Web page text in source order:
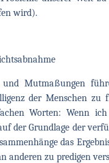
wird).
Mutmaßungen
der Menschen zu
Worten: Wenn
der Grundlage der
das
anderen zu predigen